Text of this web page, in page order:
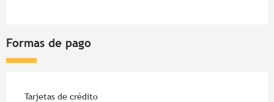
Formas de pago
Tarjetas de crédito